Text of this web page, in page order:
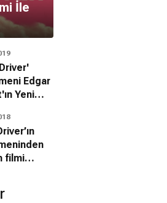
İle
Edgar
Yeni
Olacak
filmi